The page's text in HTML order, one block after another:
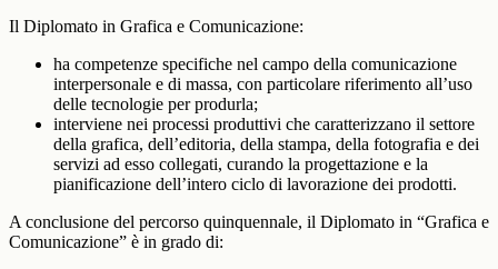
Il Diplomato in Grafica e Comunicazione:
ha competenze specifiche nel campo della comunicazione
interpersonale e di massa, con particolare riferimento all’uso
delle tecnologie per produrla;
interviene nei processi produttivi che caratterizzano il settore
della grafica, dell’editoria, della stampa, della fotografia e dei
servizi ad esso collegati, curando la progettazione e la
pianificazione dell’intero ciclo di lavorazione dei prodotti.
A conclusione del percorso quinquennale, il Diplomato in “Grafica e
Comunicazione” è in grado di: